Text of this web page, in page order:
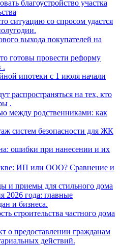
благоустройство участка
ситуацию со спросом удастся
выхода покупателей на
готовы провести реформу
.
ипотеки с 1 июля начали
распространяться на тех, кто
.
между родственниками: как
систем безопасности для ЖК
ошибки при нанесении и их
ИП или ООО? Сравнение и
и приемы для стильного дома
2026 года: главные
и бизнеса.
строительства частного дома
о предоставлении гражданам
действий.